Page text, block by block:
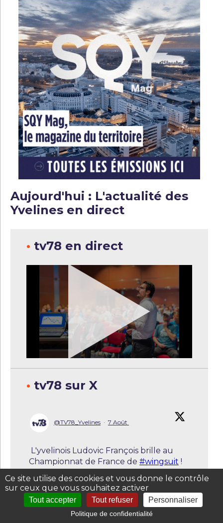
Aujourd'hui : L'actualité des
Yvelines en direct
• tv78 en direct
• tv78 sur X
@TV78_Yvelines · 7 Août
L'yvelinois Ludovic François brille au
Championnat de France de #wingsuit !
Le parachutiste de Morainvilliers
décroche deux médailles d’argent lors
de la compétition 2026. Une nouvelle
performance pour cet athlète
Ce site utilise des cookies et vous donne le contrôle
sur ceux que vous souhaitez activer
Tout accepter Tout refuser Personnaliser
Politique de confidentialité